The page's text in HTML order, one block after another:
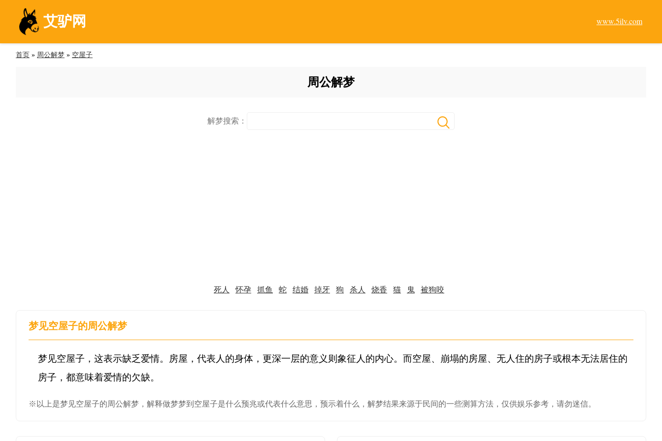
www.5ilv.com
艾驴网
首页 » 周公解梦 » 空屋子
周公解梦
解梦搜索：
死人 怀孕 抓鱼 蛇 结婚 掉牙 狗 杀人 烧香 猫 鬼 被狗咬
梦见空屋子的周公解梦
梦见空屋子，这表示缺乏爱情。房屋，代表人的身体，更深一层的意义则象征人的内心。而空屋、崩塌的房屋、无人住的房子或根本无法居住的
※以上是梦见空屋子的周公解梦，解释做梦梦到空屋子是什么预兆或代表什么意思，预示着什么，解梦结果来源于民间的一些测算方法，仅供娱乐参考，请勿迷信。